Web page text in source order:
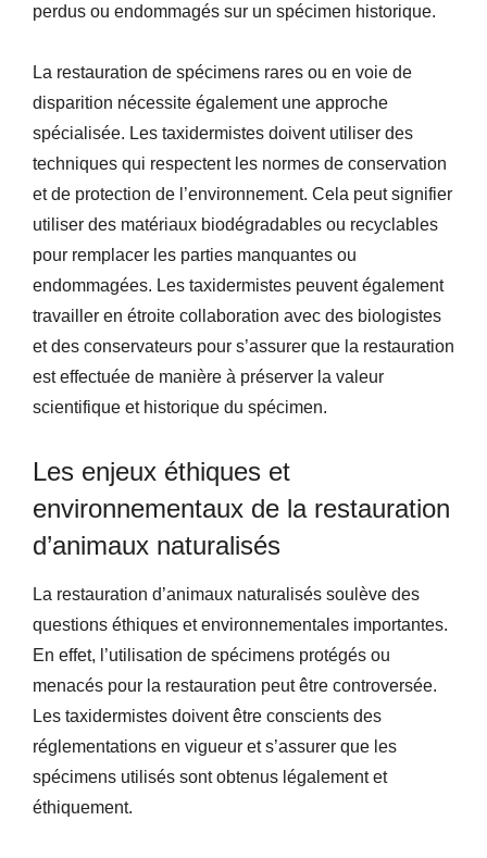
perdus ou endommagés sur un spécimen historique.
La restauration de spécimens rares ou en voie de
disparition nécessite également une approche
spécialisée. Les taxidermistes doivent utiliser des
techniques qui respectent les normes de conservation
et de protection de l’environnement. Cela peut signifier
utiliser des matériaux biodégradables ou recyclables
pour remplacer les parties manquantes ou
endommagées. Les taxidermistes peuvent également
travailler en étroite collaboration avec des biologistes
et des conservateurs pour s’assurer que la restauration
est effectuée de manière à préserver la valeur
scientifique et historique du spécimen.
Les enjeux éthiques et
environnementaux de la restauration
d’animaux naturalisés
La restauration d’animaux naturalisés soulève des
questions éthiques et environnementales importantes.
En effet, l’utilisation de spécimens protégés ou
menacés pour la restauration peut être controversée.
Les taxidermistes doivent être conscients des
réglementations en vigueur et s’assurer que les
spécimens utilisés sont obtenus légalement et
éthiquement.